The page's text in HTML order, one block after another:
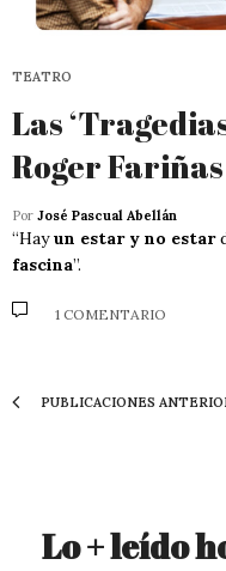
TEATRO
Las
Roger Fariñas
Por José Pascual Abellán
“Hayun estar y no estar
fascina”.
1 COMENTARIO
PUBLICACIONES
Lo + leído